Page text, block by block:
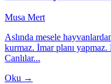
Musa Mert
Aslında mesele
kurmaz. İmar planı
Canlılar...
Oku →